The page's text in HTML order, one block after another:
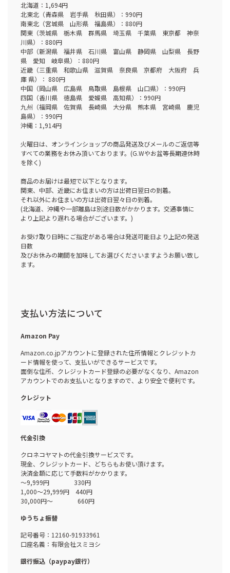
北海道：1,694円
北東北（青森県 岩手県 秋田県）：990円
南東北（宮城県 山形県 福島県）：880円
関東（茨城県 栃木県 群馬県 埼玉県 千葉県 東京都 神奈
川県）：880円
中部（新潟県 福井県 石川県 富山県 静岡県 山梨県 長野
県 愛知 岐阜県）：880円
近畿（三重県 和歌山県 滋賀県 奈良県 京都府 大阪府 兵
庫 県）： 880円
中国（岡山県 広島県 鳥取県 島根県 山口県）：990円
四国（香川県 徳島県 愛媛県 高知県）：990円
九州（福岡県 佐賀県 長崎県 大分県 熊本県 宮崎県 鹿児
島県）：990円
沖縄：1,914円
火曜日は、オンラインショップの商品発送及びメールのご返信等
すべての業務をお休み頂いております。(G.Wやお盆等長期連休時
を除く)
商品のお届けは最短で以下となります。
関東、中部、近畿にお住まいの方は出荷日翌日の到着。
それ以外にお住まいの方は出荷日翌々日の到着。
(北海道、沖縄や一部離島は別途日数がかかります。交通事情に
より上記より遅れる場合がございます。)
お受け取り日時にご指定がある場合は発送可能日より上記の発送
日数
及びお休みの期間を加味してお選びくださいますようお願い致し
ます。
支払い方法について
Amazon Pay
Amazon.co.jpアカウントに登録された住所情報とクレジットカ
ード情報を使って、支払いができるサービスです。
面倒な住所、クレジットカード登録の必要がなくなり、Amazon
アカウントでのお支払いとなりますので、より安全で便利です。
クレジット
代金引換
クロネコヤマトの代金引換サービスです。
現金、クレジットカード、どちらもお使い頂けます。
決済金額に応じて手数料がかかります。
～9,999円 330円
1,000～29,999円 440円
30,000円～ 660円
ゆうちょ振替
記号番号：12160-91933961
口座名義：有限会社スミヨシ
銀行振込（paypay銀行）